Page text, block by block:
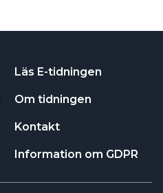
Läs E-tidningen
Om tidningen
Kontakt
Information om GDPR